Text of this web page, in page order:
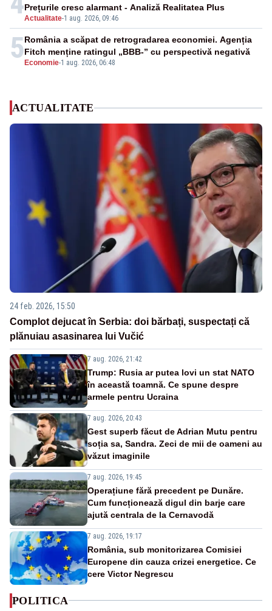
Actualitate-1 aug. 2026, 09:46
Prețurile cresc alarmant - Analiză Realitatea Plus
5 Economie-1 aug. 2026, 06:48
România a scăpat de retrogradarea economiei. Agenția
Fitch menține ratingul „BBB-” cu perspectivă negativă
ACTUALITATE
24 feb. 2026, 15:50
Complot dejucat în Serbia: doi bărbați, suspectați că
plănuiau asasinarea lui Vučić
7 aug. 2026, 21:42
Trump: Rusia ar putea lovi un stat NATO
în această toamnă. Ce spune despre
armele pentru Ucraina
7 aug. 2026, 20:43
Gest superb făcut de Adrian Mutu pentru
soția sa, Sandra. Zeci de mii de oameni au
văzut imaginile
7 aug. 2026, 19:45
Operațiune fără precedent pe Dunăre.
Cum funcționează digul din barje care
ajută centrala de la Cernavodă
7 aug. 2026, 19:17
România, sub monitorizarea Comisiei
Europene din cauza crizei energetice. Ce
cere Victor Negrescu
POLITICA